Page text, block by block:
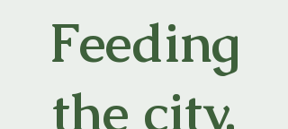
Feeding
the city,